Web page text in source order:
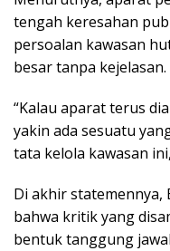
tengah keresahan
persoalan kawasan
besar tanpa kejelasan.
“Kalau aparat terus
yakin ada sesuatu
tata kelola kawasan
Di akhir statemennya,
bahwa kritik yang
bentuk tanggung